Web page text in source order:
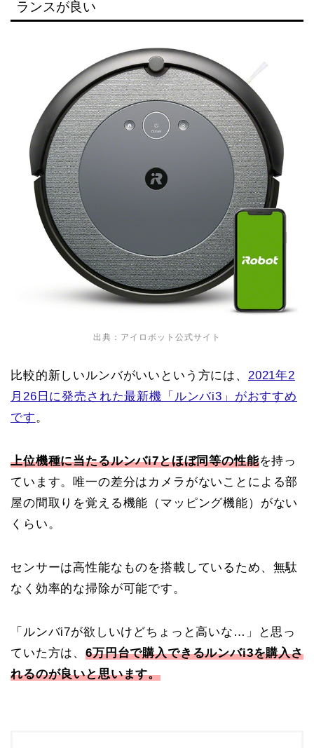
ランスが良い
出典：アイロボット公式サイト
比較的新しいルンバがいいという方には、 2021年2
月26日に発売された最新機「ルンバi3」がおすすめ
です 。
上位機種に当たるルンバi7とほぼ同等の性能を持っ
ています。唯一の差分はカメラがないことによる部
屋の間取りを覚える機能（マッピング機能）がない
くらい。
センサーは高性能なものを搭載しているため、無駄
なく効率的な掃除が可能です。
「ルンバi7が欲しいけどちょっと高いな…」と思っ
ていた方は、6万円台で購入できるルンバi3を購入さ
れるのが良いと思います。